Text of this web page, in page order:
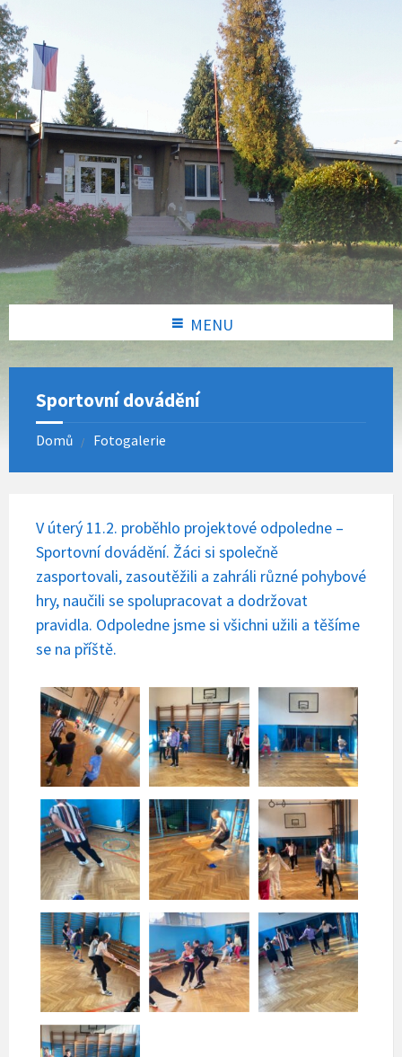
MENU
Sportovní dovádění
Domů Fotogalerie
V úterý 11.2. proběhlo projektové odpoledne –
Sportovní dovádění. Žáci si společně
zasportovali, zasoutěžili a zahráli různé pohybové
hry, naučili se spolupracovat a dodržovat
pravidla. Odpoledne jsme si všichni užili a těšíme
se na příště.